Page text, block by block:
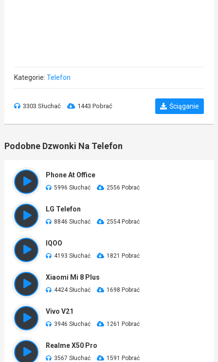
Kategorie: Telefon
3303 Słuchać 1443 Pobrać Ściąganie
Podobne Dzwonki Na Telefon
Phone At Office
5996 Słuchać 2556 Pobrać
LG Telefon
8846 Słuchać 2554 Pobrać
IQOO
4193 Słuchać 1821 Pobrać
Xiaomi Mi 8 Plus
4424 Słuchać 1698 Pobrać
Vivo V21
3946 Słuchać 1261 Pobrać
Realme X50 Pro
3567 Słuchać 1591 Pobrać